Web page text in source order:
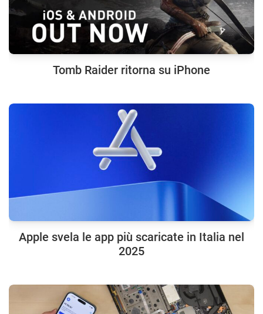
Tomb Raider ritorna su iPhone
Apple svela le app più scaricate in Italia nel
2025